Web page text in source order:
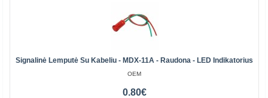
Signalinė Lemputė Su Kabeliu - MDX-11A - Raudona - LED Indikatorius
OEM
0.80€